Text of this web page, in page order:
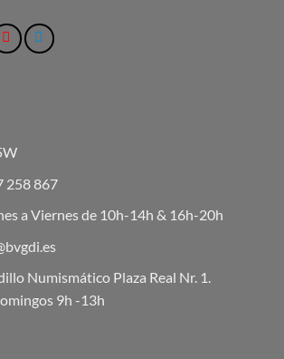
258 867
a Viernes de 10h-14h & 16h-20h
Numismático Plaza Real Nr. 1.
9h -13h